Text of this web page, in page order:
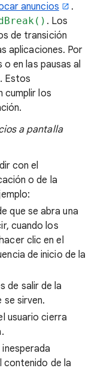
anuncios
.
. Los
de transición
aplicaciones. Por
en las pausas al
Estos
cumplir los
a pantalla
con el
o de la
que se abra una
cuando los
clic en el
de inicio de la
de salir de la
se sirven.
usuario cierra
contenido de la